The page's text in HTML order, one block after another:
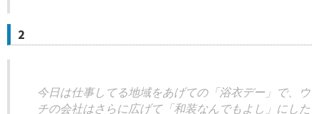
2
今日は仕事してる地域をあげての「浴衣デー」で、ウ
チの会社はさらに広げて「和装なんでもよし」にした